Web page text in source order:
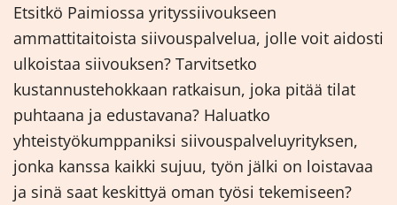
Etsitkö Paimiossa yrityssiivoukseen
ammattitaitoista siivouspalvelua, jolle voit aidosti
ulkoistaa siivouksen? Tarvitsetko
kustannustehokkaan ratkaisun, joka pitää tilat
puhtaana ja edustavana? Haluatko
yhteistyökumppaniksi siivouspalveluyrityksen,
jonka kanssa kaikki sujuu, työn jälki on loistavaa
ja sinä saat keskittyä oman työsi tekemiseen?